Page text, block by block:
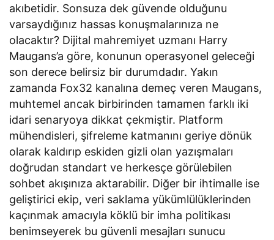
akıbetidir. Sonsuza dek güvende olduğunu
varsaydığınız hassas konuşmalarınıza ne
olacaktır? Dijital mahremiyet uzmanı Harry
Maugans’a göre, konunun operasyonel geleceği
son derece belirsiz bir durumdadır. Yakın
zamanda Fox32 kanalına demeç veren Maugans,
muhtemel ancak birbirinden tamamen farklı iki
idari senaryoya dikkat çekmiştir. Platform
mühendisleri, şifreleme katmanını geriye dönük
olarak kaldırıp eskiden gizli olan yazışmaları
doğrudan standart ve herkesçe görülebilen
sohbet akışınıza aktarabilir. Diğer bir ihtimalle ise
geliştirici ekip, veri saklama yükümlülüklerinden
kaçınmak amacıyla köklü bir imha politikası
benimseyerek bu güvenli mesajları sunucu